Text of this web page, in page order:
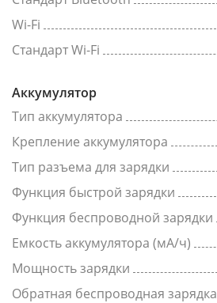
Wi-Fi
Стандарт Wi-Fi
Аккумулятор
Тип аккумулятора
Крепление аккумулятора
Тип разъема для зарядки
Функция быстрой зарядки
Функция беспроводной зарядки
Емкость аккумулятора (мА/ч)
Мощность зарядки
Обратная беспроводная зарядка